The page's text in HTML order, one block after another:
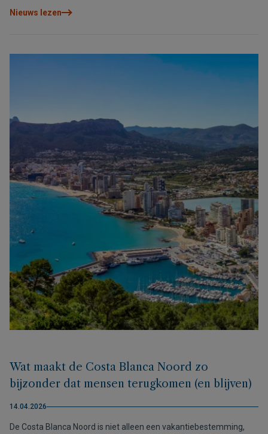
Nieuws lezen
Wat maakt de Costa Blanca Noord zo
bijzonder dat mensen terugkomen (en blijven)
14.04.2026
De Costa Blanca Noord is niet alleen een vakantiebestemming,